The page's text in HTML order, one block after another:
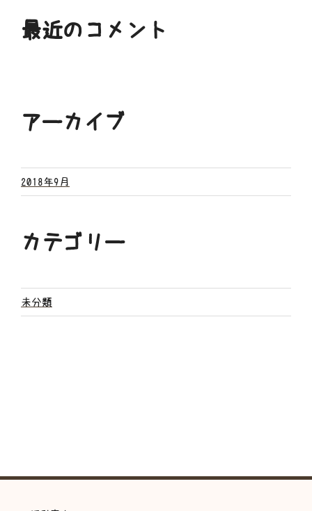
最近のコメント
アーカイブ
2018年9月
カテゴリー
未分類